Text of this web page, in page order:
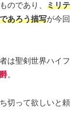
のであり、 ミリテ
あろう描写が今回
は聖剣世界ハイフ
。
切って欲しいと頼